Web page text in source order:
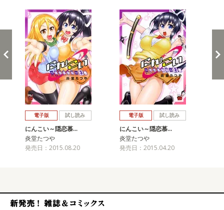
電子版 試し読み
にんこい～隠恋慕…
炎堂たつや
発売日：2015.08.20
電子版 試し読み
にんこい～隠恋慕…
炎堂たつや
発売日：2015.04.20